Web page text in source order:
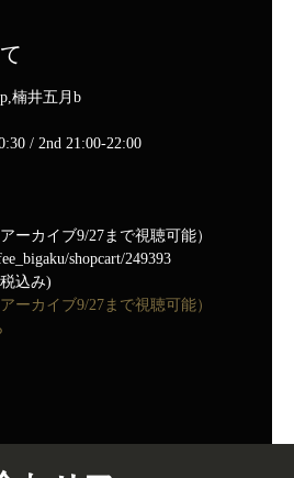
楠井五月b
/ 2nd 21:00-22:00
ーカイブ9/27まで視聴可能）
shopcart/249393
込み)
ーカイブ9/27まで視聴可能）